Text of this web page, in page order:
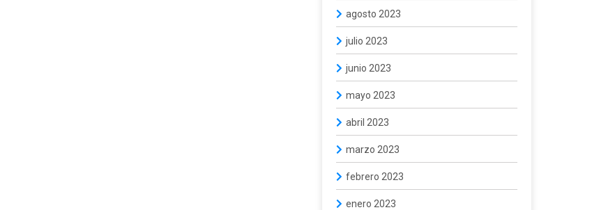
agosto 2023
julio 2023
junio 2023
mayo 2023
abril 2023
marzo 2023
febrero 2023
enero 2023